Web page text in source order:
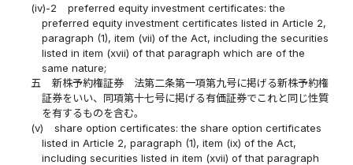
(iv)-2
preferred equity investment certificates: the
preferred equity investment certificates listed in Article 2,
paragraph (1), item (vii) of the Act, including the securities
listed in item (xvii) of that paragraph which are of the
same nature;
五
新株予約権証券 法第二条第一項第九号に掲げる新株予約権
証券をいい、同項第十七号に掲げる有価証券でこれと同じ性質
を有するものを含む。
(v)
share option certificates: the share option certificates
listed in Article 2, paragraph (1), item (ix) of the Act,
including securities listed in item (xvii) of that paragraph